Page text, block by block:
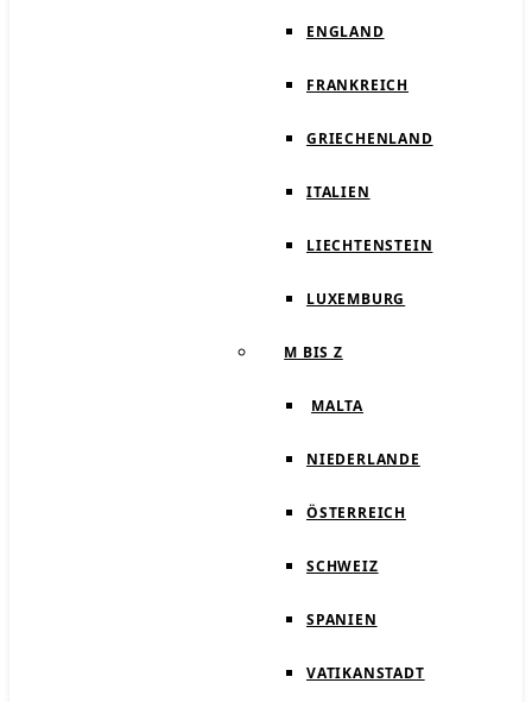
ENGLAND
FRANKREICH
GRIECHENLAND
ITALIEN
LIECHTENSTEIN
LUXEMBURG
M BIS Z
MALTA
NIEDERLANDE
ÖSTERREICH
SCHWEIZ
SPANIEN
VATIKANSTADT